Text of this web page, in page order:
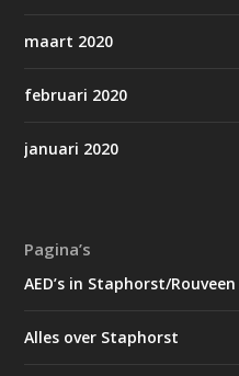
maart 2020
februari 2020
januari 2020
Pagina’s
AED’s in Staphorst/Rouveen
Alles over Staphorst